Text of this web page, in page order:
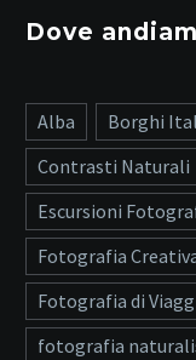
Dove
Alba Borghi
Contrasti Naturali
Escursioni
Fotografia
Fotografia di
fotografia